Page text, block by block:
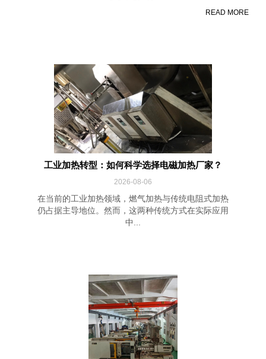
READ MORE
工业加热转型：如何科学选择电磁加热厂家？
2026-08-06
在当前的工业加热领域，燃气加热与传统电阻式加热
仍占据主导地位。然而，这两种传统方式在实际应用
中...